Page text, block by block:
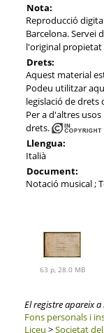
Nota:
Reproducció
Barcelona. Servei
l'original propietat
Drets:
Aquest material
Podeu utilitzar
legislació de drets
Per a d'altres
drets.
Llengua:
Italià
Document:
Notació musical ;
63 p, 28.0 MB
El registre apareix a
Fons personals i
Liceu >Societat